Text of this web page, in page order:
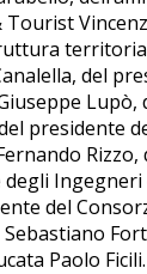
del
Lupò,
presidente
Rizzo,
degli
del
Paolo Ficili.